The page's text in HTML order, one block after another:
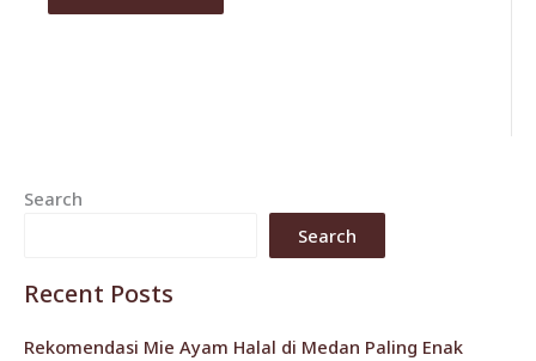
Search
Search
Recent Posts
Rekomendasi Mie Ayam Halal di Medan Paling Enak